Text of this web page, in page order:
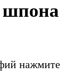
шпона
нажмите